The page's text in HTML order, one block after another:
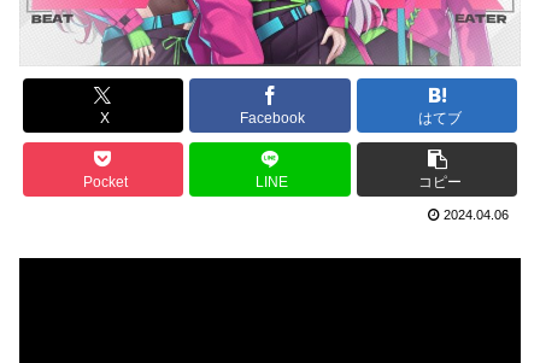
X Facebook はてブ
Pocket LINE コピー
2024.04.06